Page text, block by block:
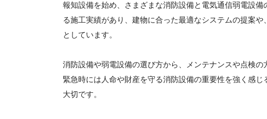
報知設備を始め、さまざまな消防設備と電気通信弱電設
る施工実績があり、建物に合った最適なシステムの提案
としています。
消防設備や弱電設備の選び方から、メンテナンスや点検
緊急時には人命や財産を守る消防設備の重要性を強く感
大切です。